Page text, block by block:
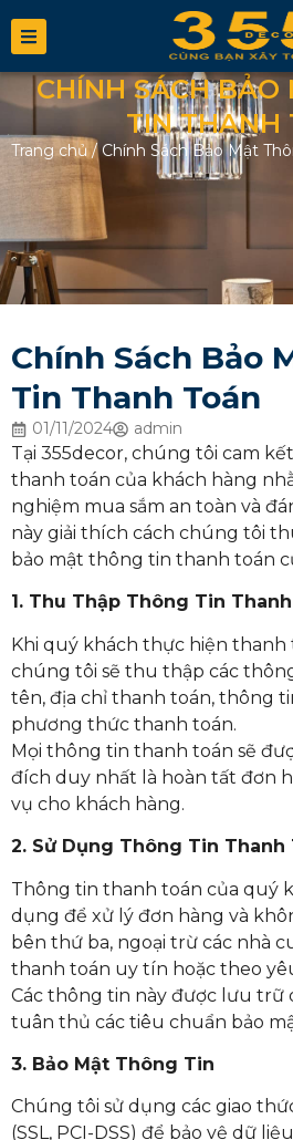
CHÍNH SÁCH BẢO
TIN THANH
Trang chủ /Chính Sách Bảo Mật
Chính Sách Bảo
Tin Thanh Toán
01/11/2024 admin
Tại 355decor, chúng tôi cam
thanh toán của khách hàng
nghiệm mua sắm an toàn và
này giải thích cách chúng tôi
bảo mật thông tin thanh toán
1. Thu Thập Thông Tin
Khi quý khách thực hiện thanh
chúng tôi sẽ thu thập các
tên, địa chỉ thanh toán, thông
phương thức thanh toán.
Mọi thông tin thanh toán sẽ
đích duy nhất là hoàn tất đơn
vụ cho khách hàng.
2. Sử Dụng Thông Tin Thanh
Thông tin thanh toán của quý
dụng để xử lý đơn hàng và
bên thứ ba, ngoại trừ các nhà
thanh toán uy tín hoặc theo
Các thông tin này được lưu trữ
tuân thủ các tiêu chuẩn bảo
3. Bảo Mật Thông Tin
Chúng tôi sử dụng các giao
(SSL, PCI-DSS) để bảo vệ dữ